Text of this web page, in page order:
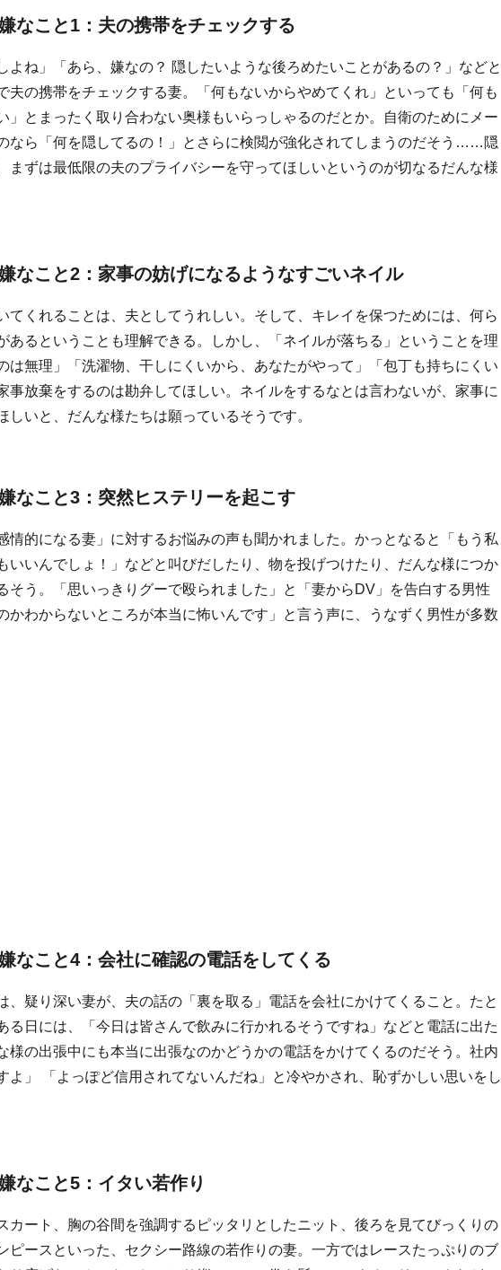
なこと1：夫の携帯をチェックする
よね」「あら、嫌なの？ 隠したいような後ろめたいことがあるの？」などと
夫の携帯をチェックする妻。「何もないからやめてくれ」といっても「何も
」とまったく取り合わない奥様もいらっしゃるのだとか。自衛のためにメー
なら「何を隠してるの！」とさらに検閲が強化されてしまうのだそう……隠
まずは最低限の夫のプライバシーを守ってほしいというのが切なるだんな様
なこと2：家事の妨げになるようなすごいネイル
てくれることは、夫としてうれしい。そして、キレイを保つためには、何ら
あるということも理解できる。しかし、「ネイルが落ちる」ということを理
は無理」「洗濯物、干しにくいから、あなたがやって」「包丁も持ちにくい
事放棄をするのは勘弁してほしい。ネイルをするなとは言わないが、家事に
しいと、だんな様たちは願っているそうです。
なこと3：突然ヒステリーを起こす
情的になる妻」に対するお悩みの声も聞かれました。かっとなると「もう私
いいんでしょ！」などと叫びだしたり、物を投げつけたり、だんな様につか
そう。「思いっきりグーで殴られました」と「妻からDV」を告白する男性
かわからないところが本当に怖いんです」と言う声に、うなずく男性が多数
なこと4：会社に確認の電話をしてくる
、疑り深い妻が、夫の話の「裏を取る」電話を会社にかけてくること。たと
る日には、「今日は皆さんで飲みに行かれるそうですね」などと電話に出た
様の出張中にも本当に出張なのかどうかの電話をかけてくるのだそう。社内
よ」 「よっぽど信用されてないんだね」と冷やかされ、恥ずかしい思いをし
なこと5：イタい若作り
カート、胸の谷間を強調するピッタリとしたニット、後ろを見てびっくりの
ピースといった、セクシー路線の若作りの妻。一方ではレースたっぷりのブ